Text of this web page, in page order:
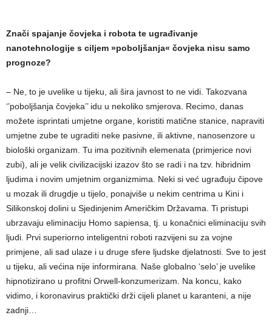
Znači spajanje čovjeka i robota te ugrađivanje
nanotehnologije s ciljem »poboljšanja« čovjeka nisu samo
prognoze?
– Ne, to je uvelike u tijeku, ali šira javnost to ne vidi. Takozvana
‘’poboljšanja čovjeka’’ idu u nekoliko smjerova. Recimo, danas
možete isprintati umjetne organe, koristiti matične stanice, napraviti
umjetne zube te ugraditi neke pasivne, ili aktivne, nanosenzore u
biološki organizam. Tu ima pozitivnih elemenata (primjerice novi
zubi), ali je velik civilizacijski izazov što se radi i na tzv. hibridnim
ljudima i novim umjetnim organizmima. Neki si već ugrađuju čipove
u mozak ili drugdje u tijelo, ponajviše u nekim centrima u Kini i
Silikonskoj dolini u Sjedinjenim Američkim Državama. Ti pristupi
ubrzavaju eliminaciju Homo sapiensa, tj. u konačnici eliminaciju svih
ljudi. Prvi superiorno inteligentni roboti razvijeni su za vojne
primjene, ali sad ulaze i u druge sfere ljudske djelatnosti. Sve to jest
u tijeku, ali većina nije informirana. Naše globalno ‘selo’ je uvelike
hipnotizirano u profitni Orwell-konzumerizam. Na koncu, kako
vidimo, i koronavirus praktički drži cijeli planet u karanteni, a nije
zadnji…